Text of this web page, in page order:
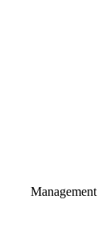
Management